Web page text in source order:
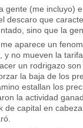
gente (me incluyo)
descaro que
sino que la
aparece un
y no mueven la
un rodrigazo
la baja de los
estallan los
la actividad
de capital en